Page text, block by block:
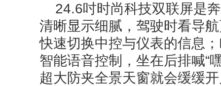
24.6吋时尚科技双联屏是
清晰显示细腻，驾驶时看导
快速切换中控与仪表的信息
智能语音控制，坐在后排喊“
超大防夹全景天窗就会缓缓